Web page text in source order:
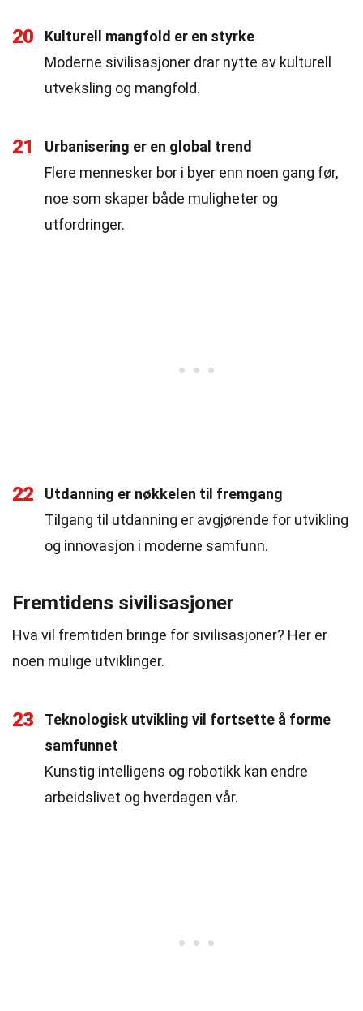
20
Kulturell mangfold er en styrke
Moderne sivilisasjoner drar nytte av kulturell
utveksling og mangfold.
21
Urbanisering er en global trend
Flere mennesker bor i byer enn noen gang før,
noe som skaper både muligheter og
utfordringer.
22
Utdanning er nøkkelen til fremgang
Tilgang til utdanning er avgjørende for utvikling
og innovasjon i moderne samfunn.
Fremtidens sivilisasjoner
Hva vil fremtiden bringe for sivilisasjoner? Her er
noen mulige utviklinger.
23
Teknologisk utvikling vil fortsette å forme
samfunnet
Kunstig intelligens og robotikk kan endre
arbeidslivet og hverdagen vår.